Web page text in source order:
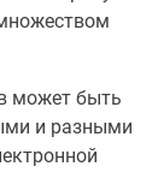
может быть
и разными